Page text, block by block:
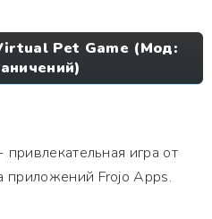
Pet Game (Мод:
- привлекательная игра от
приложений Frojo Apps.